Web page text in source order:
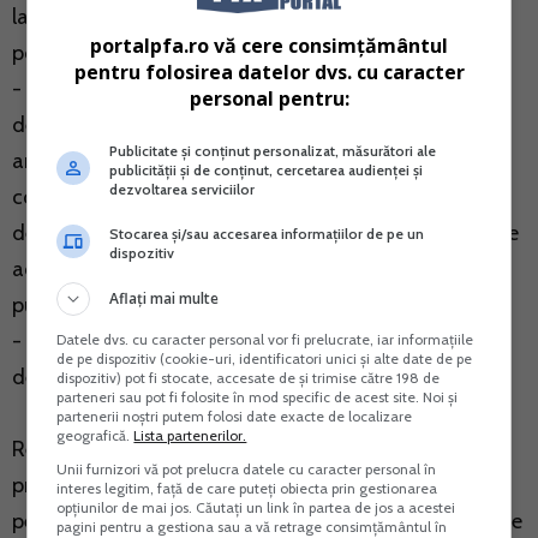
la concurenta sumei inscrisa in adresa de infiintare a
popririi asupra disponibilitatilor banesti;
- in cazul popririi asupra sumelor datorate debitorului
de catre terti sau asupra sumelor pe care debitorul le
are de incasat de la autoritati sau institutii publice,
contul de TVA poate fi debitat cu TVA-ul datorat
debitorului, in baza relatiilor comerciale existente intre
acesta si tertul poprit sau autoritatea sau institutia
publica, dupa caz;
- in cazul valorificarii bunurilor, contul de TVA poate fi
debitat cu TVA-ul rezultat din valorificarea bunurilor.
Reamintim ca prin Ordonanta Guvernului nr.23/2017
privind plata defalcata a TVA, a fost stabilit faptul ca
persoanele impozabile si institutiile publice inregistrate
portalpfa.ro vă cere consimțământul
pentru folosirea datelor dvs. cu caracter
personal pentru:
Publicitate și conținut personalizat, măsurători ale
publicității și de conținut, cercetarea audienței și
dezvoltarea serviciilor
Stocarea și/sau accesarea informațiilor de pe un
dispozitiv
Aflați mai multe
Datele dvs. cu caracter personal vor fi prelucrate, iar informațiile
de pe dispozitiv (cookie-uri, identificatori unici și alte date de pe
dispozitiv) pot fi stocate, accesate de și trimise către 198 de
parteneri sau pot fi folosite în mod specific de acest site. Noi și
partenerii noștri putem folosi date exacte de localizare
geografică.Lista partenerilor.
Unii furnizori vă pot prelucra datele cu caracter personal în
interes legitim, față de care puteți obiecta prin gestionarea
opțiunilor de mai jos. Căutați un link în partea de jos a acestei
pagini pentru a gestiona sau a vă retrage consimțământul în